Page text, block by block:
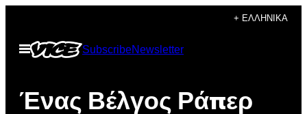
περιεχόμενο
+ ΕΛΛΗΝΙΚΆ
Ανοίξτε
το
SubscribeNewsletter
Ένας Βέλγος Ράπερ